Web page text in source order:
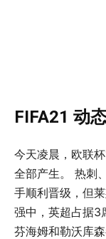
FIFA21 动
今天凌晨，欧联
全部产生。 热刺
手顺利晋级，但
强中，英超占据3
芬海姆和勒沃库